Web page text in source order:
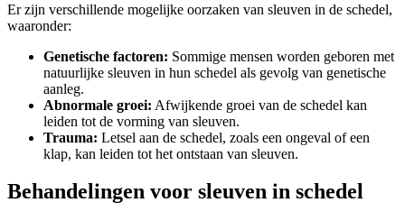
Er zijn verschillende mogelijke oorzaken van sleuven in de schedel,
waaronder:
Genetische factoren: Sommige mensen worden geboren met
natuurlijke sleuven in hun schedel als gevolg van genetische
aanleg.
Abnormale groei: Afwijkende groei van de schedel kan
leiden tot de vorming van sleuven.
Trauma: Letsel aan de schedel, zoals een ongeval of een
klap, kan leiden tot het ontstaan van sleuven.
Behandelingen voor sleuven in schedel